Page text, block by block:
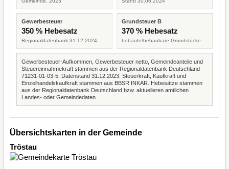
Gewerbesteuer
350 % Hebesatz
Regionaldatenbank 31.12.2024
Grundsteuer B
370 % Hebesatz
bebaute/bebaubare Grundstücke
Gewerbesteuer-Aufkommen, Gewerbesteuer netto, Gemeindeanteile und
Steuereinnahmekraft stammen aus der Regionaldatenbank Deutschland
71231-01-03-5, Datenstand 31.12.2023. Steuerkraft, Kaufkraft und
Einzelhandelskaufkraft stammen aus BBSR INKAR. Hebesätze stammen
aus der Regionaldatenbank Deutschland bzw. aktuelleren amtlichen
Landes- oder Gemeindedaten.
Übersichtskarten in der Gemeinde
Tröstau